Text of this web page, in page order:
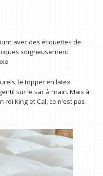
avec des étiquettes de
soigneusement
le topper en latex
sur le sac à main. Mais à
roi King et Cal, ce n'est pas